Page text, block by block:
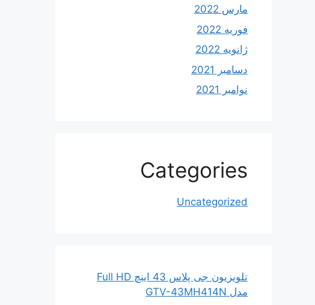
مارس 2022
فوریه 2022
ژانویه 2022
دسامبر 2021
نوامبر 2021
Categories
Uncategorized
تلویزیون جی پلاس 43 اینچ Full HD
مدل GTV-43MH414N